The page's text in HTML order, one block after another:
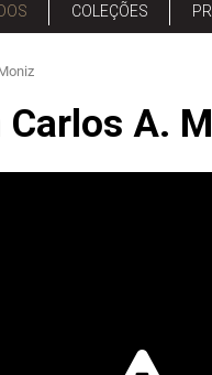
COLEÇÕES
A.